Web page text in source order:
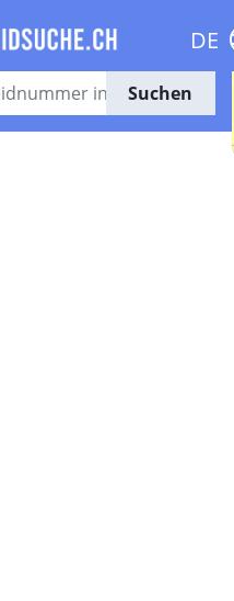
Suchen
DE